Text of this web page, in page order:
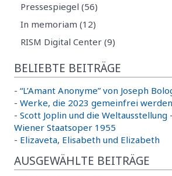
Pressespiegel (56)
In memoriam (12)
RISM Digital Center (9)
BELIEBTE BEITRÄGE
- “L’Amant Anonyme” von Joseph
- Werke, die 2023 gemeinfrei werden
- Scott Joplin und die Weltausstellung -
Wiener Staatsoper 1955
- Elizaveta, Elisabeth und Elizabeth
AUSGEWÄHLTE BEITRÄGE